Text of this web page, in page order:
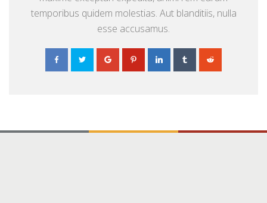
temporibus quidem molestias. Aut blanditiis, nulla
esse accusamus.